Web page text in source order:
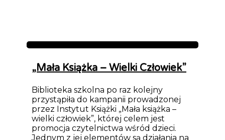
Aktualności
„Mała Książka – Wielki Człowiek”
Biblioteka szkolna po raz kolejny
przystąpiła do kampanii prowadzonej
przez Instytut Książki „Mała książka –
wielki człowiek”, której celem jest
promocja czytelnictwa wśród dzieci.
Jednym z jej elementów są działania na